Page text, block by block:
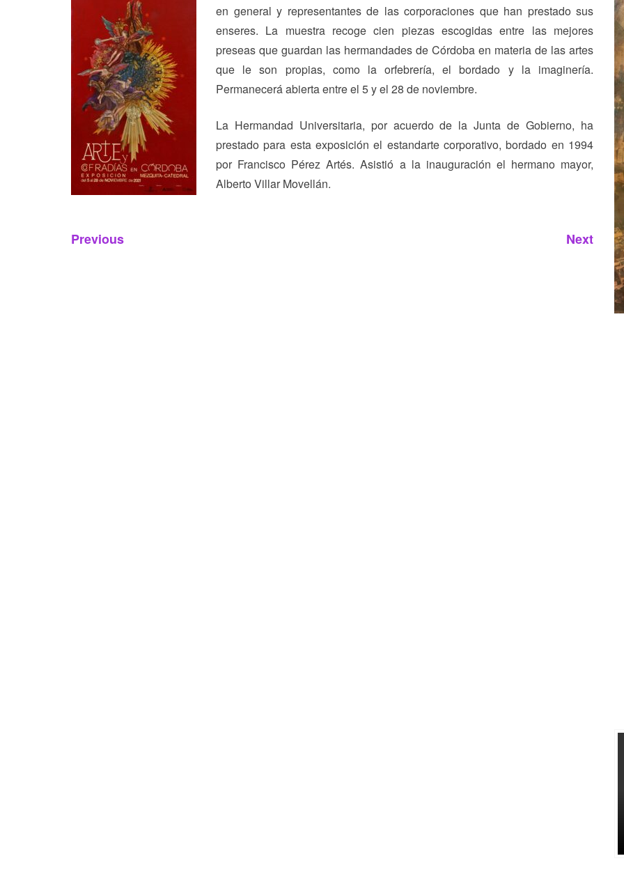
en general y representantes de las corporaciones que han prestado sus
enseres. La muestra recoge cien piezas escogidas entre las mejores
preseas que guardan las hermandades de Córdoba en materia de las artes
que le son propias, como la orfebrería, el bordado y la imaginería.
Permanecerá abierta entre el 5 y el 28 de noviembre.
La Hermandad Universitaria, por acuerdo de la Junta de Gobierno, ha
prestado para esta exposición el estandarte corporativo, bordado en 1994
por Francisco Pérez Artés. Asistió a la inauguración el hermano mayor,
Alberto Villar Movellán.
Navegación
PreviousPrevious
NextNext
post: